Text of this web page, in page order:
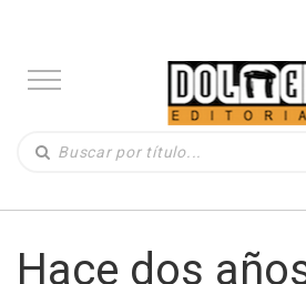
Hace dos